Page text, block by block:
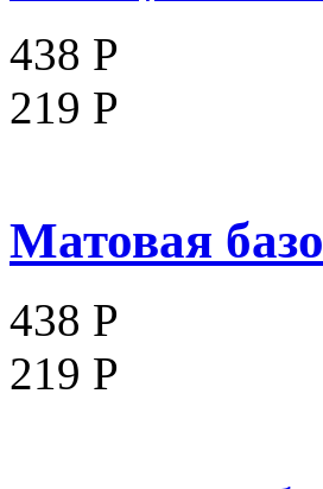
438 Р
219 Р
Матовая
438 Р
219 Р